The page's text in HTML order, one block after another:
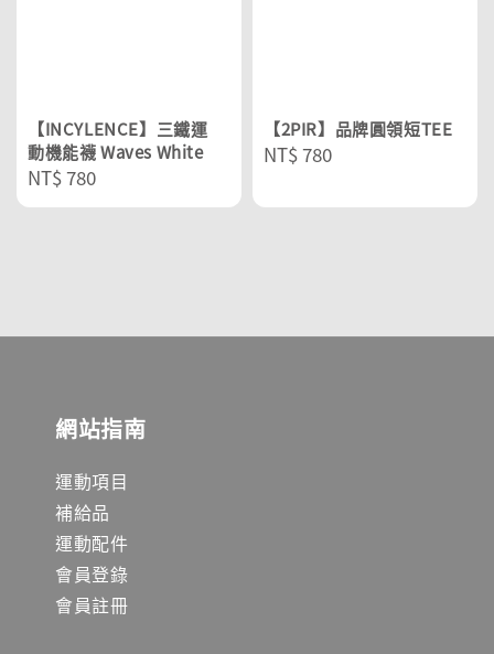
【INCYLENCE】三鐵運
動機能襪 Waves White
Regular
price
NT$ 780
【2PIR】品牌圓領短TEE
Regular
NT$ 780
網站指南
運動項目
補給品
運動配件
會員登錄
會員註冊